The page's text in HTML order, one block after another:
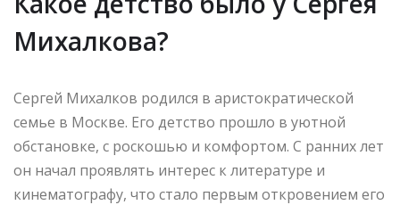
Михалкова?
Сергей Михалков родился в аристократической
семье в Москве. Его детство прошло в уютной
обстановке, с роскошью и комфортом. С ранних лет
он начал проявлять интерес к литературе и
кинематографу, что стало первым откровением его